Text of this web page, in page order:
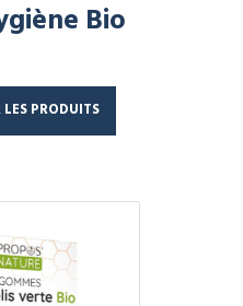
Bio
LES PRODUITS